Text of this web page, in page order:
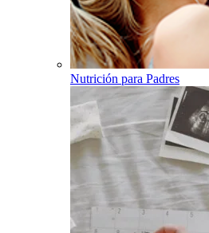
Nutrición para Padres